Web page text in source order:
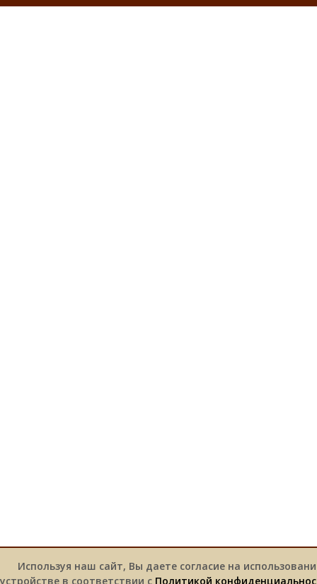
Используя наш сайт, Вы даете согласие на
устройстве в соответствии с Политикой